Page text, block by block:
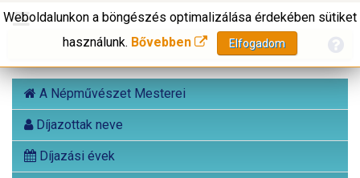
A Népművészet Mesterei
Díjazottak neve
Díjazási évek
Weboldalunkon a böngészés optimalizálása érdekében sütiket
használunk. Bővebben Elfogadom